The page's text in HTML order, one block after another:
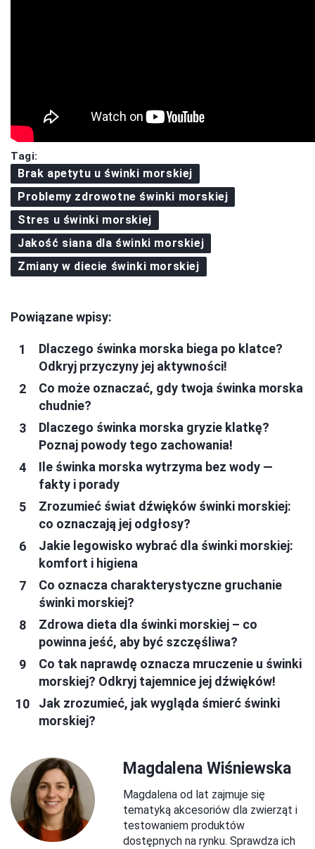
Tagi:
Brak apetytu u świnki morskiej
Problemy zdrowotne świnki morskiej
Stres u świnki morskiej
Jakość siana dla świnki morskiej
Zmiany w diecie świnki morskiej
Powiązane wpisy:
Dlaczego świnka morska biega po klatce?
Odkryj przyczyny jej aktywności!
Co może oznaczać, gdy twoja świnka morska
chudnie?
Dlaczego świnka morska gryzie klatkę?
Poznaj powody tego zachowania!
Ile świnka morska wytrzyma bez wody —
fakty i porady
Zrozumieć świat dźwięków świnki morskiej:
co oznaczają jej odgłosy?
Jakie legowisko wybrać dla świnki morskiej:
komfort i higiena
Co oznacza charakterystyczne gruchanie
świnki morskiej?
Zdrowa dieta dla świnki morskiej – co
powinna jeść, aby być szczęśliwa?
Co tak naprawdę oznacza mruczenie u świnki
morskiej? Odkryj tajemnice jej dźwięków!
Jak zrozumieć, jak wygląda śmierć świnki
morskiej?
Magdalena Wiśniewska
Magdalena od lat zajmuje się
tematyką akcesoriów dla zwierząt i
testowaniem produktów
dostępnych na rynku. Sprawdza ich